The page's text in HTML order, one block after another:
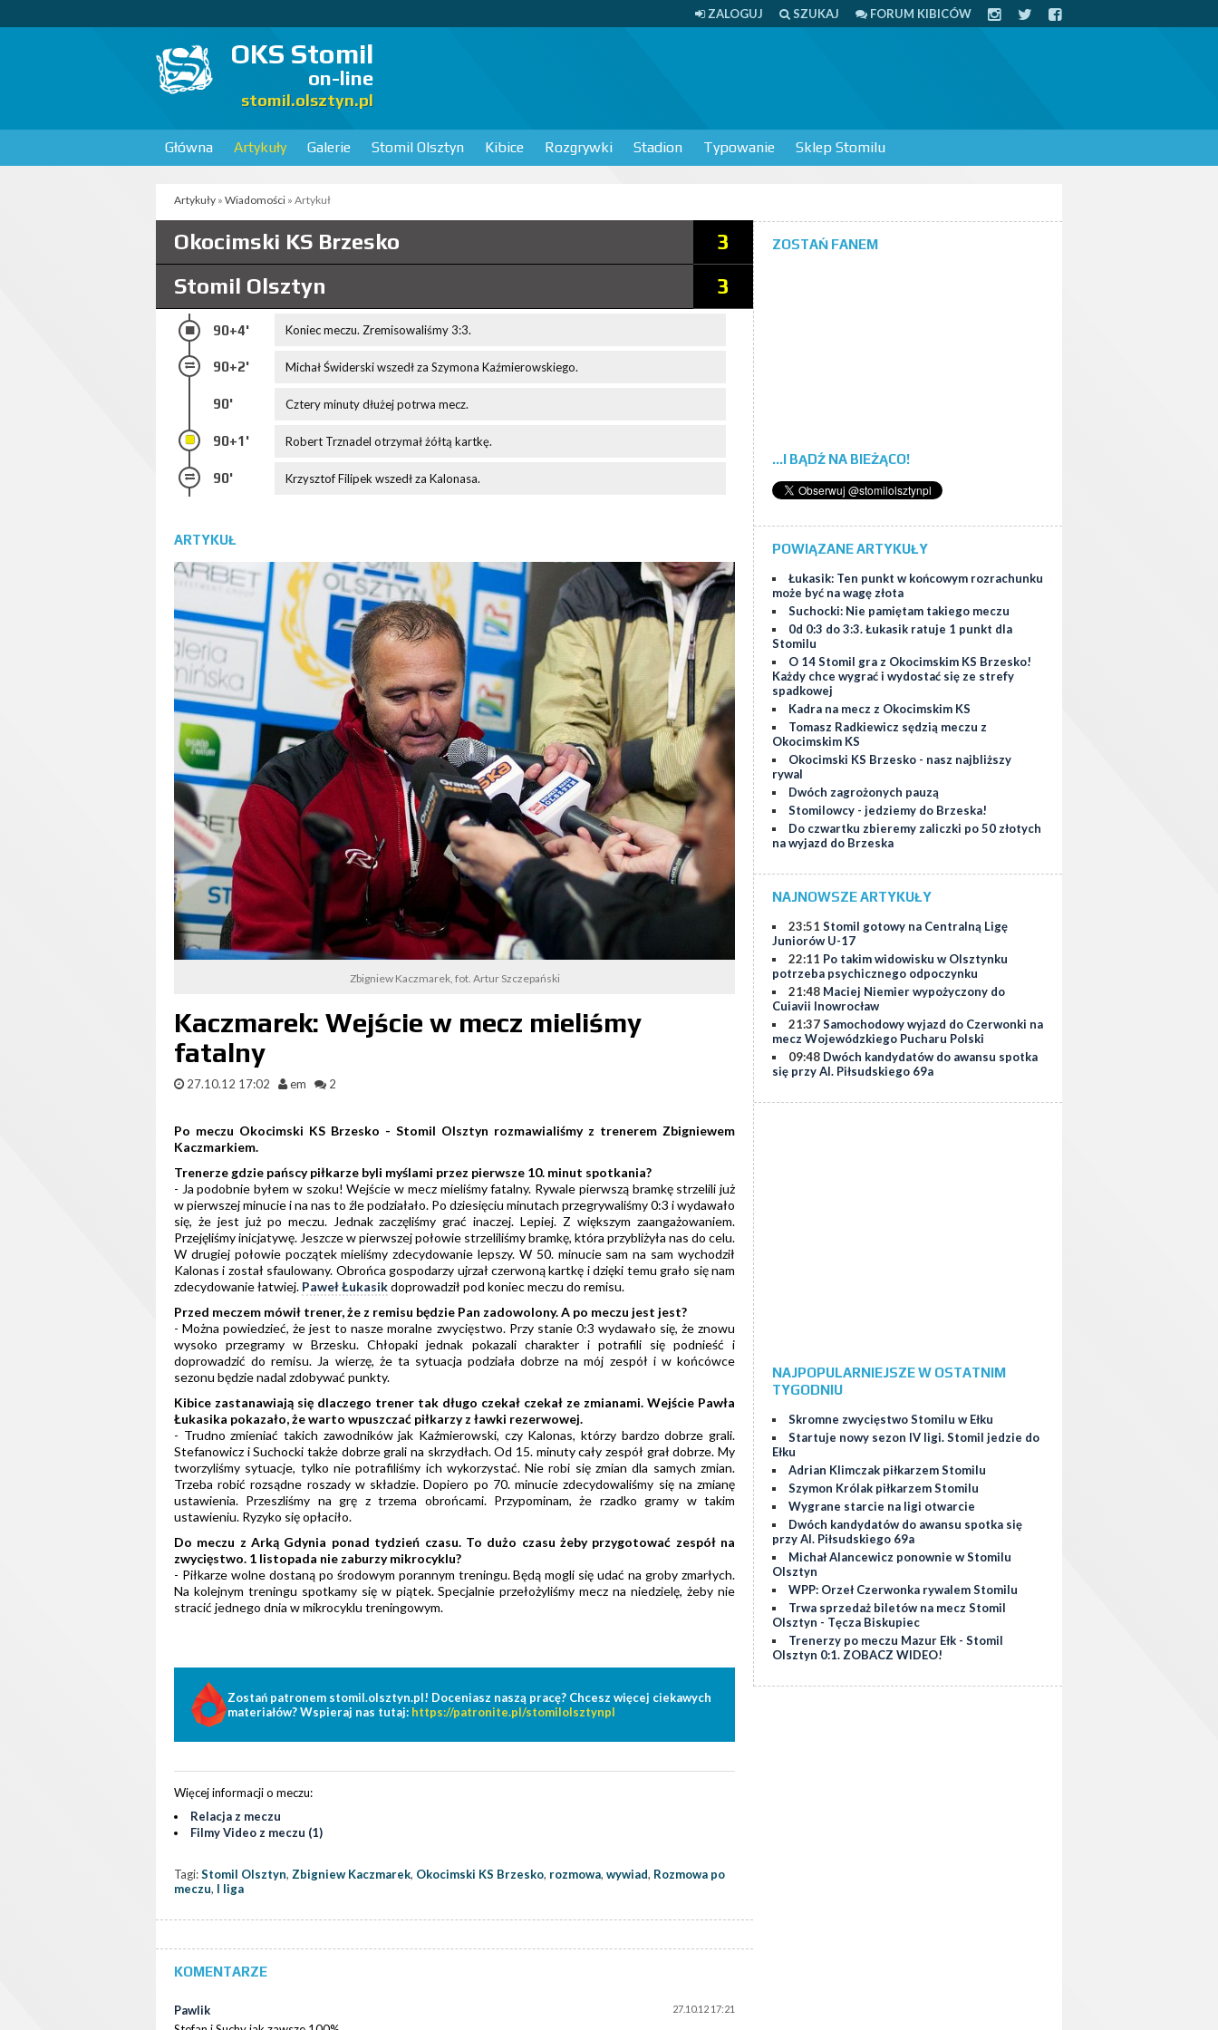
ZALOGUJ SZUKAJ FORUM KIBICÓW
OKS Stomil
on-line
stomil.olsztyn.pl
Główna Artykuły Galerie Stomil Olsztyn Kibice Rozgrywki Stadion Typowanie Sklep Stomilu
Artykuły » Wiadomości » Artykuł
Okocimski KS Brzesko
3
Stomil Olsztyn
3
90+4' Koniec meczu. Zremisowaliśmy 3:3.
90+2' Michał Świderski wszedł za Szymona Kaźmierowskiego.
90' Cztery minuty dłużej potrwa mecz.
90+1' Robert Trznadel otrzymał żółtą kartkę.
90' Krzysztof Filipek wszedł za Kalonasa.
ARTYKUŁ
Zbigniew Kaczmarek, fot. Artur Szczepański
Kaczmarek: Wejście w mecz mieliśmy
fatalny
27.10.12 17:02 em 2
Po meczu Okocimski KS Brzesko - Stomil Olsztyn rozmawialiśmy z trenerem Zbigniewem
Kaczmarkiem.
Trenerze gdzie pańscy piłkarze byli myślami przez pierwsze 10. minut spotkania?
- Ja podobnie byłem w szoku! Wejście w mecz mieliśmy fatalny. Rywale pierwszą bramkę strzelili już
w pierwszej minucie i na nas to źle podziałało. Po dziesięciu minutach przegrywaliśmy 0:3 i wydawało
się, że jest już po meczu. Jednak zaczęliśmy grać inaczej. Lepiej. Z większym zaangażowaniem.
Przejęliśmy inicjatywę. Jeszcze w pierwszej połowie strzeliliśmy bramkę, która przybliżyła nas do celu.
W drugiej połowie początek mieliśmy zdecydowanie lepszy. W 50. minucie sam na sam wychodził
Kalonas i został sfaulowany. Obrońca gospodarzy ujrzał czerwoną kartkę i dzięki temu grało się nam
zdecydowanie łatwiej. Paweł Łukasikdoprowadził pod koniec meczu do remisu.
Przed meczem mówił trener, że z remisu będzie Pan zadowolony. A po meczu jest jest?
- Można powiedzieć, że jest to nasze moralne zwycięstwo. Przy stanie 0:3 wydawało się, że znowu
wysoko przegramy w Brzesku. Chłopaki jednak pokazali charakter i potrafili się podnieść i
doprowadzić do remisu. Ja wierzę, że ta sytuacja podziała dobrze na mój zespół i w końcówce
sezonu będzie nadal zdobywać punkty.
Kibice zastanawiają się dlaczego trener tak długo czekał czekał ze zmianami. Wejście Pawła
Łukasika pokazało, że warto wpuszczać piłkarzy z ławki rezerwowej.
- Trudno zmieniać takich zawodników jak Kaźmierowski, czy Kalonas, którzy bardzo dobrze grali.
Stefanowicz i Suchocki także dobrze grali na skrzydłach. Od 15. minuty cały zespół grał dobrze. My
tworzyliśmy sytuacje, tylko nie potrafiliśmy ich wykorzystać. Nie robi się zmian dla samych zmian.
Trzeba robić rozsądne roszady w składzie. Dopiero po 70. minucie zdecydowaliśmy się na zmianę
ustawienia. Przeszliśmy na grę z trzema obrońcami. Przypominam, że rzadko gramy w takim
ustawieniu. Ryzyko się opłaciło.
Do meczu z Arką Gdynia ponad tydzień czasu. To dużo czasu żeby przygotować zespół na
zwycięstwo. 1 listopada nie zaburzy mikrocyklu?
- Piłkarze wolne dostaną po środowym porannym treningu. Będą mogli się udać na groby zmarłych.
Na kolejnym treningu spotkamy się w piątek. Specjalnie przełożyliśmy mecz na niedzielę, żeby nie
stracić jednego dnia w mikrocyklu treningowym.
Zostań patronem stomil.olsztyn.pl! Doceniasz naszą pracę? Chcesz więcej ciekawych
materiałów? Wspieraj nas tutaj: https://patronite.pl/stomilolsztynpl
Więcej informacji o meczu:
Relacja z meczu
Filmy Video z meczu (1)
Tagi:Stomil Olsztyn, Zbigniew Kaczmarek, Okocimski KS Brzesko, rozmowa, wywiad, Rozmowa po
meczu, I liga
KOMENTARZE
27.10.12 17:21
Pawlik
ZOSTAŃ FANEM
...I BĄDŹ NA BIEŻĄCO!
POWIĄZANE ARTYKUŁY
Łukasik: Ten punkt w końcowym rozrachunku
może być na wagę złota
Suchocki: Nie pamiętam takiego meczu
0d 0:3 do 3:3. Łukasik ratuje 1 punkt dla
Stomilu
O 14 Stomil gra z Okocimskim KS Brzesko!
Każdy chce wygrać i wydostać się ze strefy
spadkowej
Kadra na mecz z Okocimskim KS
Tomasz Radkiewicz sędzią meczu z
Okocimskim KS
Okocimski KS Brzesko - nasz najbliższy
rywal
Dwóch zagrożonych pauzą
Stomilowcy - jedziemy do Brzeska!
Do czwartku zbieremy zaliczki po 50 złotych
na wyjazd do Brzeska
NAJNOWSZE ARTYKUŁY
23:51 Stomil gotowy na Centralną Ligę
Juniorów U-17
22:11 Po takim widowisku w Olsztynku
potrzeba psychicznego odpoczynku
21:48 Maciej Niemier wypożyczony do
Cuiavii Inowrocław
21:37Samochodowy wyjazd do Czerwonki na
mecz Wojewódzkiego Pucharu Polski
09:48 Dwóch kandydatów do awansu spotka
się przy Al. Piłsudskiego 69a
NAJPOPULARNIEJSZE W OSTATNIM
TYGODNIU
Skromne zwycięstwo Stomilu w Ełku
Startuje nowy sezon IV ligi. Stomil jedzie do
Ełku
Adrian Klimczak piłkarzem Stomilu
Szymon Królak piłkarzem Stomilu
Wygrane starcie na ligi otwarcie
Dwóch kandydatów do awansu spotka się
przy Al. Piłsudskiego 69a
Michał Alancewicz ponownie w Stomilu
Olsztyn
WPP: Orzeł Czerwonka rywalem Stomilu
Trwa sprzedaż biletów na mecz Stomil
Olsztyn - Tęcza Biskupiec
Trenerzy po meczu Mazur Ełk - Stomil
Olsztyn 0:1. ZOBACZ WIDEO!